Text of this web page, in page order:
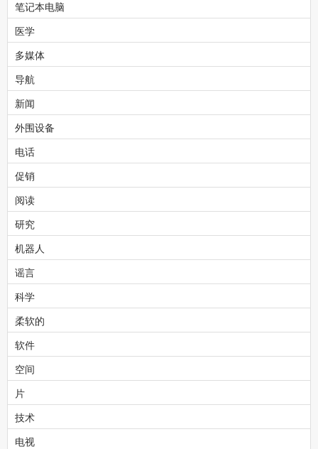
笔记本电脑
医学
多媒体
导航
新闻
外围设备
电话
促销
阅读
研究
机器人
谣言
科学
柔软的
软件
空间
片
技术
电视